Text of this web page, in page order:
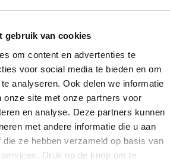
gebruik van cookies
om content en advertenties te
voor social media te bieden en om
analyseren. Ook delen we informatie
onze site met onze partners voor
en analyse. Deze partners kunnen
met andere informatie die u aan
ze hebben verzameld op basis van
Druk op de knop om te
uitbesteden?